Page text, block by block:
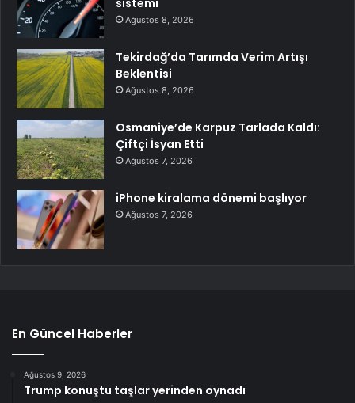
Ağustos 8, 2026
Tekirdağ’da Tarımda Verim Artışı
Beklentisi
Ağustos 8, 2026
Osmaniye’de Karpuz Tarlada Kaldı:
Çiftçi İsyan Etti
Ağustos 7, 2026
iPhone kiralama dönemi başlıyor
Ağustos 7, 2026
En Güncel Haberler
Ağustos 9, 2026
Trump konuştu taşlar yerinden oynadı